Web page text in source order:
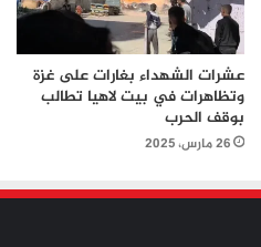
عشرات الشهداء بغارات على غزة
وتظاهرات في بيت لاهيا تطالب
بوقف الحرب
26 مارس، 2025